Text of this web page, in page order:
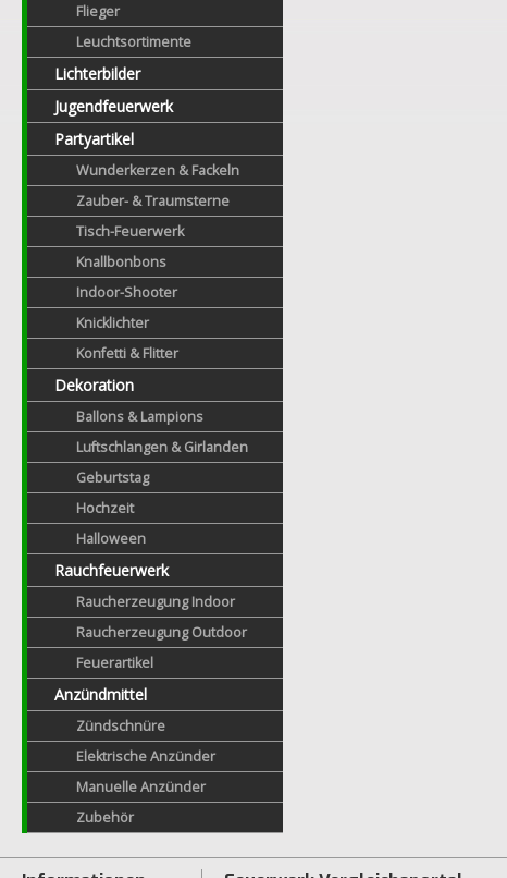
Flieger
Leuchtsortimente
Lichterbilder
Jugendfeuerwerk
Partyartikel
Wunderkerzen & Fackeln
Zauber- & Traumsterne
Tisch-Feuerwerk
Knallbonbons
Indoor-Shooter
Knicklichter
Konfetti & Flitter
Dekoration
Ballons & Lampions
Luftschlangen & Girlanden
Geburtstag
Hochzeit
Halloween
Rauchfeuerwerk
Raucherzeugung Indoor
Raucherzeugung Outdoor
Feuerartikel
Anzündmittel
Zündschnüre
Elektrische Anzünder
Manuelle Anzünder
Zubehör